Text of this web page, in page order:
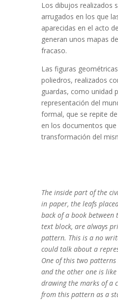
Los dibujos realizados
arrugados en los que
aparecidas en el acto
generan unos mapas
fracaso.
Las figuras
poliedros, realizados
guardas, como unidad
representación del
formal, que se repite
en los documentos
transformación del
The inside part of the
in paper, the leafs
back of a book between
text block, are always
pattern. This is a no
could talk about a
One of this two
and the other one is
drawing the marks of a
from this pattern as a